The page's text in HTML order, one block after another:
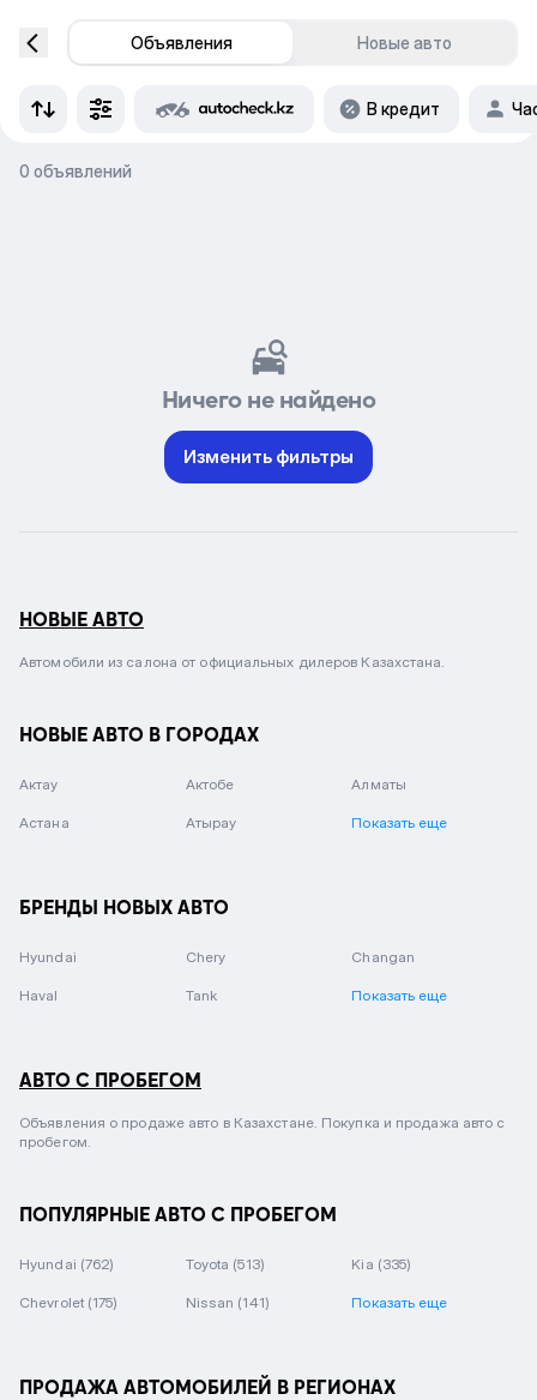
Объявления Новые авто
В кредит
0 объявлений
Ничего не найдено
Изменить фильтры
НОВЫЕ АВТО
Автомобили из салона от официальных дилеров Казахстана.
НОВЫЕ АВТО В ГОРОДАХ
Актау Актобе Алматы
Астана Атырау Показать еще
БРЕНДЫ НОВЫХ АВТО
Hyundai Chery Changan
Haval Tank Показать еще
АВТО С ПРОБЕГОМ
Объявления о продаже авто в Казахстане. Покупка и продажа авто с
пробегом.
ПОПУЛЯРНЫЕ АВТО С ПРОБЕГОМ
Hyundai (762) Toyota (513) Kia (335)
Chevrolet (175) Nissan (141) Показать еще
ПРОДАЖА АВТОМОБИЛЕЙ В РЕГИОНАХ